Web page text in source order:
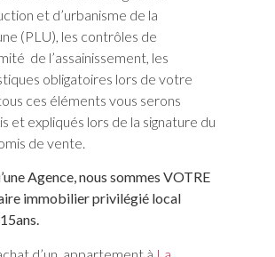
et d’urbanisme de la
(PLU), les contrôles de
de l’assainissement, les
obligatoires lors de votre
ces éléments vous serons
et expliqués lors de la signature du
de vente.
Agence, nous sommes VOTRE
immobilier privilégié local